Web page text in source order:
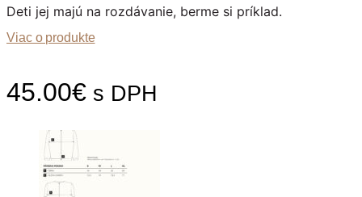
Deti jej majú na rozdávanie, berme si príklad.
Viac o produkte
45.00€ s DPH